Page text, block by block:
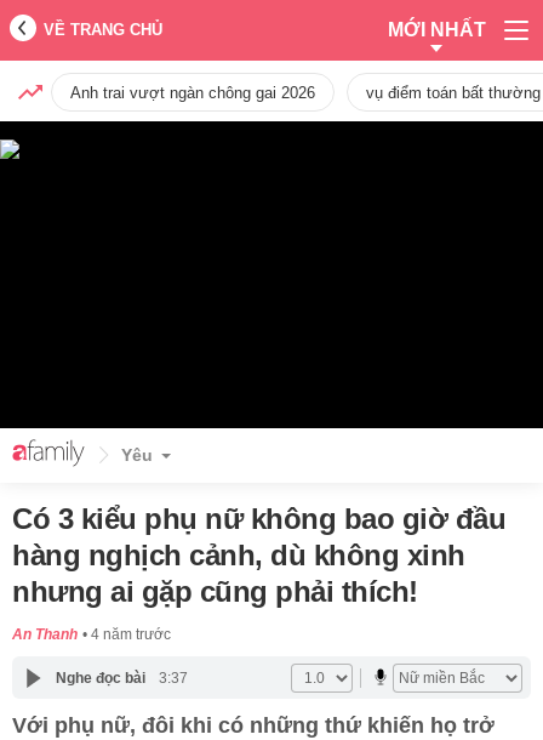
VỀ TRANG CHỦ MỚI NHẤT
Anh trai vượt ngàn chông gai 2026 vụ điểm toán bất
Yêu
Có 3 kiểu phụ nữ không bao giờ đầu
hàng nghịch cảnh, dù không xinh
nhưng ai gặp cũng phải thích!
An Thanh 4 năm trước
Nghe đọc bài 3:37
Với phụ nữ, đôi khi có những thứ khiến họ trở